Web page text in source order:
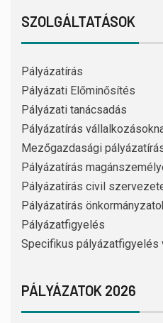
SZOLGÁLTATÁSOK
Pályázatírás
Pályázati Előminősítés
Pályázati tanácsadás
Pályázatírás
Mezőgazdasági
Pályázatírás
Pályázatírás civil
Pályázatírás
Pályázatfigyelés
Specifikus pályázatfigyelés
PÁLYÁZATOK 2026